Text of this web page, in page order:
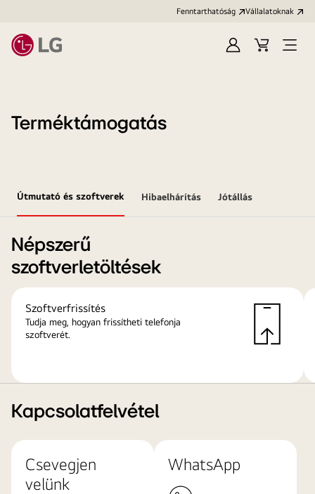
Fenntarthatóság Vállalatoknak
Bejelentkezés
KosárMenü
Terméktámogatás
Útmutató és szoftverek Hibaelhárítás Jótállás
Népszerű
szoftverletöltések
Szoftverfrissítés
Tudja meg, hogyan frissítheti telefonja
szoftverét.
Kapcsolatfelvétel
Csevegjen
velünk
WhatsApp